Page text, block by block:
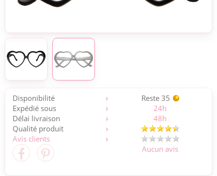
Disponibilité
Reste 35
Expédié sous
24h
Délai livraison
48h
Qualité produit
Avis clients
Aucun avis